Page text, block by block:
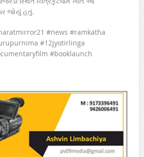
જોયું હતું.
#news #ramkatha
#12jyotirlinga
#booklaunch